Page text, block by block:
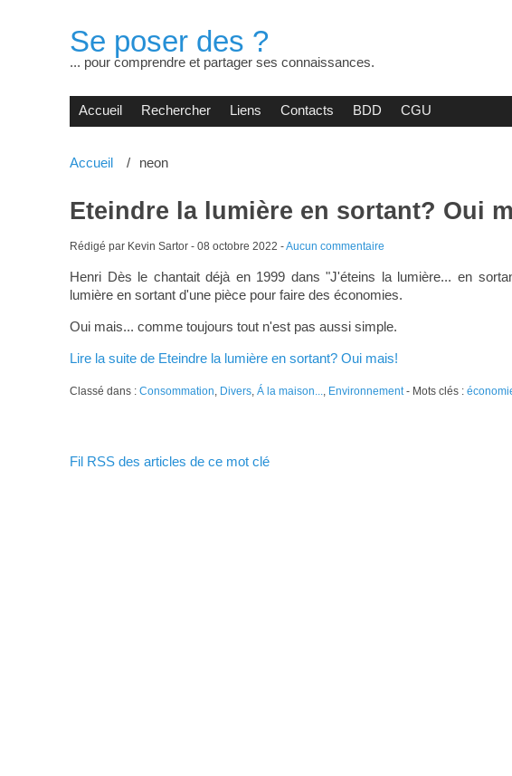
Se poser des ?
... pour comprendre et partager ses connaissances.
Accueil Rechercher Liens Contacts BDD CGU
Accueil neon
Eteindre la lumière en sortant? Oui
Rédigé par Kevin Sartor - 08 octobre 2022 -Aucun commentaire
Henri Dès le chantait déjà en 1999 dans "J'éteins la lumière... en
lumière en sortant d'une pièce pour faire des économies.
Oui mais... comme toujours tout n'est pas aussi simple.
Lire la suite de Eteindre la lumière en sortant? Oui mais!
Classé dans : Consommation Divers, Á la maison... Environnement- Mots clés :
Fil RSS des articles de ce mot clé